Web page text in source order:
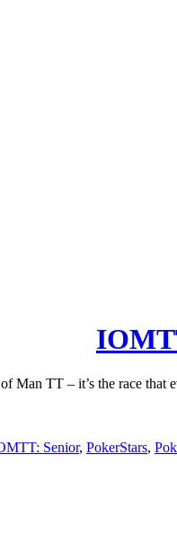
TT – it’s the race
Senior, PokerStars,